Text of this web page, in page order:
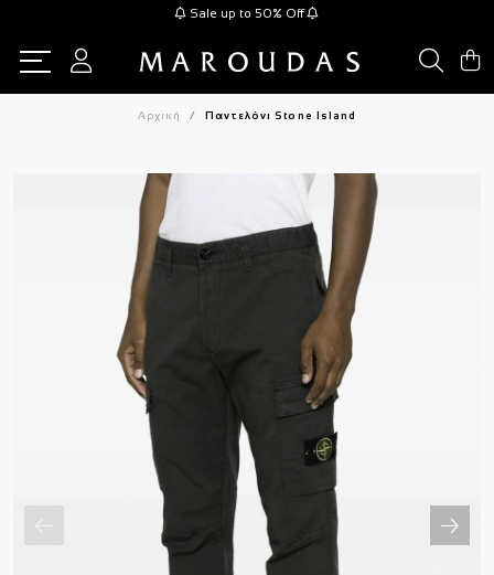
Sale up to 50% Off
Αρχική Παντελόνι Stone Island